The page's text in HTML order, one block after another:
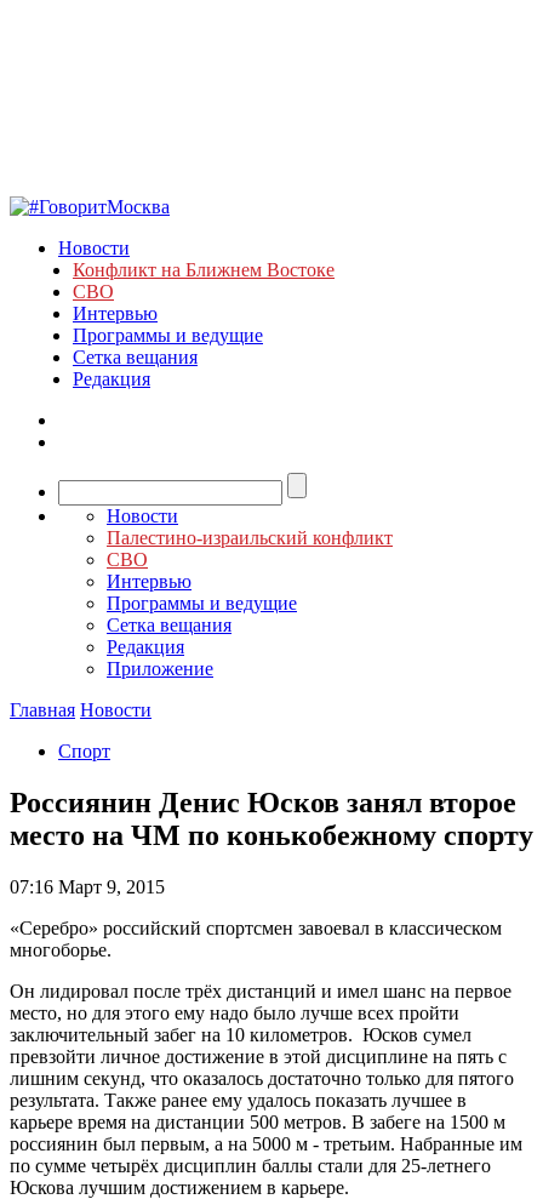
Новости
Конфликт на Ближнем Востоке
СВО
Интервью
Программы и ведущие
Сетка вещания
Редакция
Новости
Палестино-израильский конфликт
СВО
Интервью
Программы и ведущие
Сетка вещания
Редакция
Приложение
Главная Новости
Спорт
Россиянин Денис Юсков занял второе
место на ЧМ по конькобежному спорту
07:16 Март 9, 2015
«Серебро» российский спортсмен завоевал в классическом
многоборье.
Он лидировал после трёх дистанций и имел шанс на первое
место, но для этого ему надо было лучше всех пройти
заключительный забег на 10 километров. Юсков сумел
превзойти личное достижение в этой дисциплине на пять с
лишним секунд, что оказалось достаточно только для пятого
результата. Также ранее ему удалось показать лучшее в
карьере время на дистанции 500 метров. В забеге на 1500 м
россиянин был первым, а на 5000 м - третьим. Набранные им
по сумме четырёх дисциплин баллы стали для 25-летнего
Юскова лучшим достижением в карьере.